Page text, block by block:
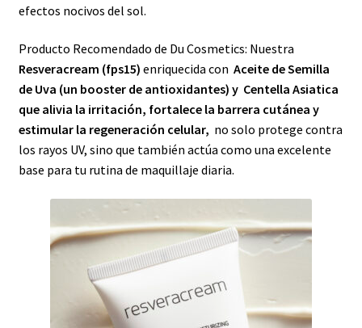
efectos nocivos del sol.
Producto Recomendado de Du Cosmetics: Nuestra
Resveracream (fps15) enriquecida con Aceite de Semilla
de Uva (un booster de antioxidantes) y Centella Asiatica
que alivia la irritación, fortalece la barrera cutánea y
estimular la regeneración celular, no solo protege contra
los rayos UV, sino que también actúa como una excelente
base para tu rutina de maquillaje diaria.